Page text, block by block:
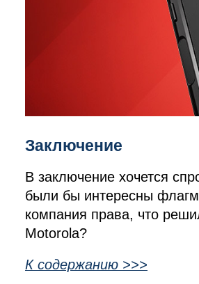
Заключение
В заключение хочется
были бы интересны
компания права, что
Motorola?
К содержанию >>>